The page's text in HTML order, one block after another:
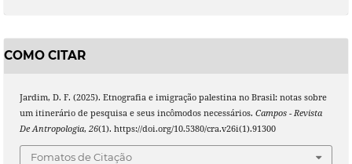
COMO CITAR
Jardim, D. F. (2025). Etnografia e imigração palestina no Brasil: notas sobre
um itinerário de pesquisa e seus incômodos necessários. Campos - Revista
De Antropologia, 26(1). https://doi.org/10.5380/cra.v26i(1).91300
Fomatos de Citação